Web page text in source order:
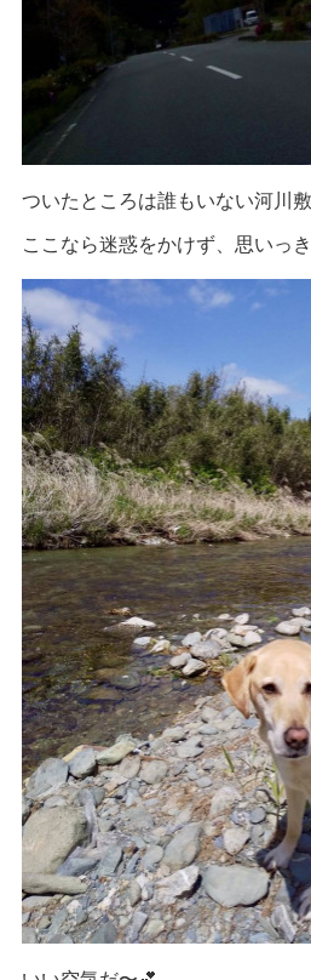
ついたところは誰もいない河川敷
ここなら迷惑をかけず、思いっ